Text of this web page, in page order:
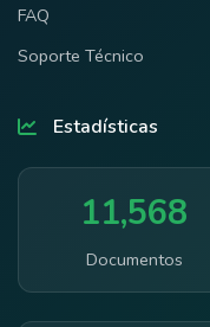
FAQ
Soporte Técnico
Estadísticas
11,568
Documentos